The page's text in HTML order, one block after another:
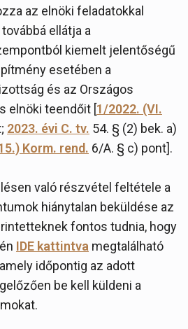
az elnöki feladatokkal
ellátja a
kiemelt jelentőségű
esetében a
és az Országos
elnöki teendőit [1/2022. (VI.
2023. évi C. tv. 54. § (2) bek. a)
Korm. rend. 6/A. § c) pont].
való részvétel feltétele a
hiánytalan beküldése az
fontos tudnia, hogy
IDE kattintva megtalálható
időpontig az adott
be kell küldeni a